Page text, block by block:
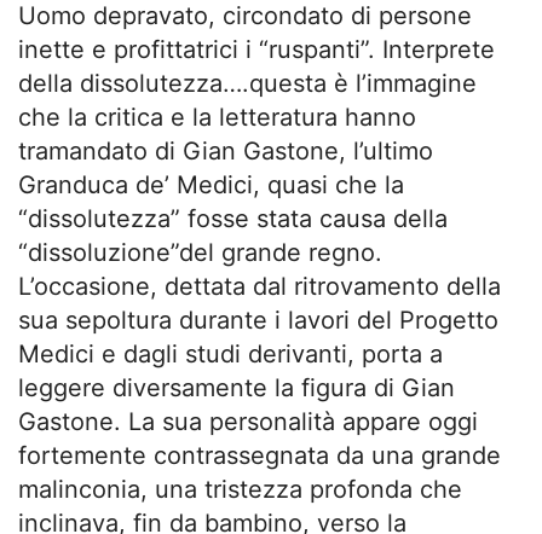
Uomo depravato, circondato di persone
inette e profittatrici i “ruspanti”. Interprete
della dissolutezza….questa è l’immagine
che la critica e la letteratura hanno
tramandato di Gian Gastone, l’ultimo
Granduca de’ Medici, quasi che la
“dissolutezza” fosse stata causa della
“dissoluzione”del grande regno.
L’occasione, dettata dal ritrovamento della
sua sepoltura durante i lavori del Progetto
Medici e dagli studi derivanti, porta a
leggere diversamente la figura di Gian
Gastone. La sua personalità appare oggi
fortemente contrassegnata da una grande
malinconia, una tristezza profonda che
inclinava, fin da bambino, verso la